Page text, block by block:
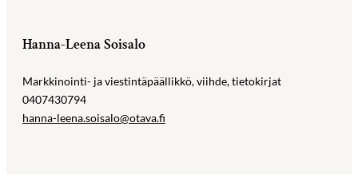
Hanna-Leena Soisalo
Markkinointi- ja viestintäpäällikkö, viihde, tietokirjat
0407430794
hanna-leena.soisalo@otava.fi